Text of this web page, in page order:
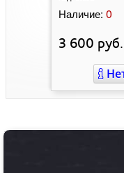
Наличие: 0
3 600 руб.